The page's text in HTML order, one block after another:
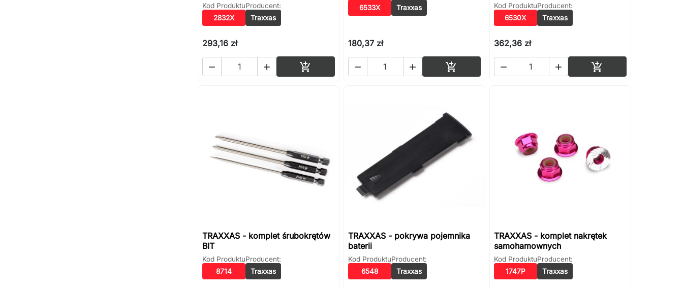
Kod Produktu
2832X
Producent:
Traxxas
293,16 zł
   Dodaj do koszyka
6533X
Traxxas
180,37 zł
   Dodaj do koszyka
Kod Produktu
6530X
Producent:
Traxxas
362,36 zł
  
TRAXXAS - komplet śrubokrętów
BIT
Kod Produktu
8714
Producent:
Traxxas
TRAXXAS - pokrywa pojemnika
baterii
Kod Produktu
6548
Producent:
Traxxas
TRAXXAS - komplet nakrętek
samohamownych
Kod Produktu
1747P
Producent:
Traxxas